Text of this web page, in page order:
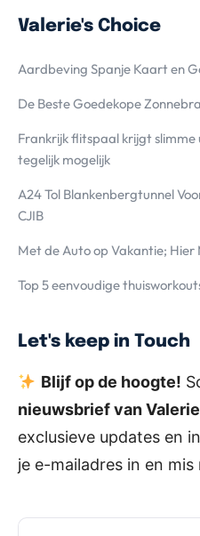
Valerie's Choice
Aardbeving Spanje Kaart en
De Beste Goedekope
Frankrijk flitspaal krijgt
tegelijk mogelijk
A24 Tol Blankenbergtunnel
CJIB
Met de Auto op Vakantie;
Top 5 eenvoudige
Let's keep in Touch
Blijf op de hoogte!
nieuwsbrief van Valerie
exclusieve updates en
je e-mailadres in en mis